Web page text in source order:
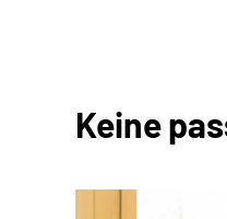
Keine